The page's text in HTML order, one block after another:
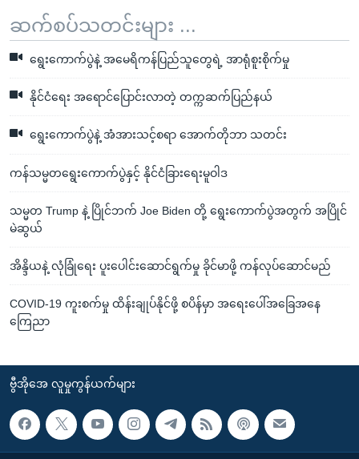
ဆက်စပ်သတင်းများ ...
ရွေးကောက်ပွဲနဲ့ အမေရိကန်ပြည်သူတွေရဲ့ အာရုံစူးစိုက်မှု
နိုင်ငံရေး အရောင်ပြောင်းလာတဲ့ တက္ကဆက်ပြည်နယ်
ရွေးကောက်ပွဲနဲ့ အံအားသင့်စရာ အောက်တိုဘာ သတင်း
ကန်သမ္မတရွေးကောက်ပွဲနှင့် နိုင်ငံခြားရေးမူဝါဒ
သမ္မတ Trump နဲ့ ပြိုင်ဘက် Joe Biden တို့ ရွေးကောက်ပွဲအတွက် အပြိုင်
မဲဆွယ်
အိန္ဒိယနဲ့ လုံခြုံရေး ပူးပေါင်းဆောင်ရွက်မှု ခိုင်မာဖို့ ကန်လုပ်ဆောင်မည်
COVID-19 ကူးစက်မှု ထိန်းချုပ်နိုင်ဖို့ စပိန်မှာ အရေးပေါ်အခြေအနေ
ကြေညာ
ဗွီအိုအေ လူမှုကွန်ယက်များ